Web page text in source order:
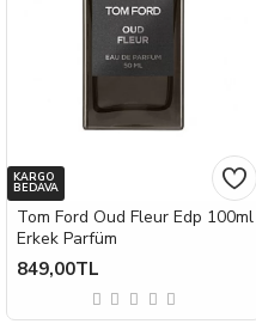
KARGO
BEDAVA
Tom Ford Oud Fleur Edp 100ml
Erkek Parfüm
849,00TL